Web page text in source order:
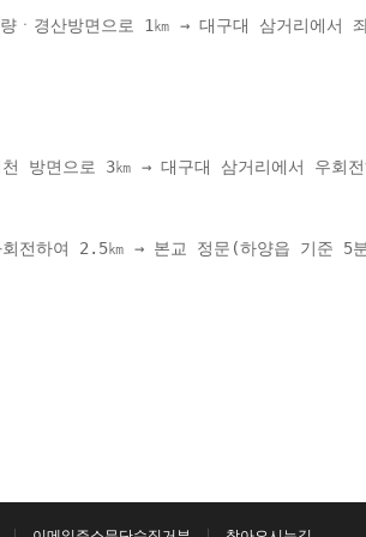
경산방면으로 1㎞ → 대구대 삼거리에서
방면으로 3㎞ → 대구대 삼거리에서 우회
전하여 2.5㎞ → 본교 정문(하양읍 기준 5